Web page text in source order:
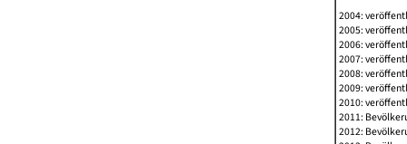
2004:
2005:
2006:
2007:
2008:
2009:
2010:
2011:
2012: